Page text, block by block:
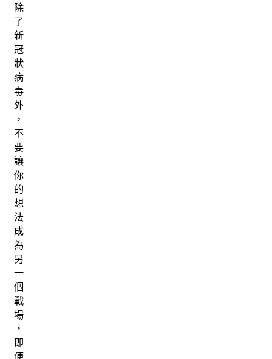
除
了
新
冠
狀
病
毒
外
，
不
要
讓
你
的
想
法
成
為
另
一
個
戰
場
，
即
便